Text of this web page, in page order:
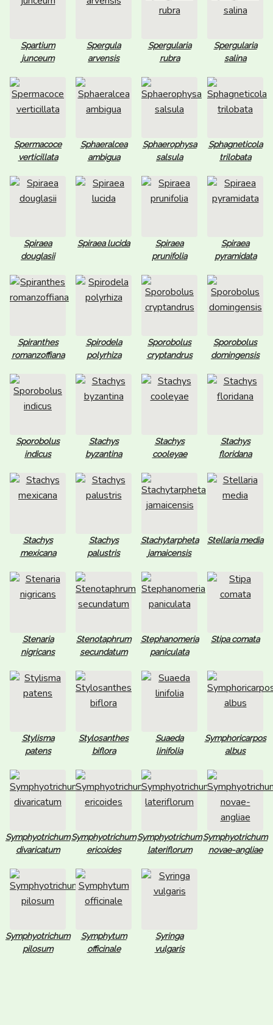
Spartium
junceum
Spergula
arvensis
Spergularia
rubra
Spergularia
salina
Spermacoce
verticillata
Sphaeralcea
ambigua
Sphaerophysa
salsula
Sphagneticola
trilobata
Spiraea
douglasii
Spiraea lucida
Spiraea
prunifolia
Spiraea
pyramidata
Spiranthes
romanzoffiana
Spirodela
polyrhiza
Sporobolus
cryptandrus
Sporobolus
domingensis
Sporobolus
indicus
Stachys
byzantina
Stachys
cooleyae
Stachys
floridana
Stachys
mexicana
Stachys
palustris
Stachytarpheta
jamaicensis
Stellaria media
Stenaria
nigricans
Stenotaphrum
secundatum
Stephanomeria
paniculata
Stipa comata
Stylisma
patens
Stylosanthes
biflora
Suaeda
linifolia
Symphoricarpos
albus
Symphyotrichum
divaricatum
Symphyotrichum
ericoides
Symphyotrichum
lateriflorum
Symphyotrichum
novae-angliae
Symphyotrichum
pilosum
Symphytum
officinale
Syringa
vulgaris